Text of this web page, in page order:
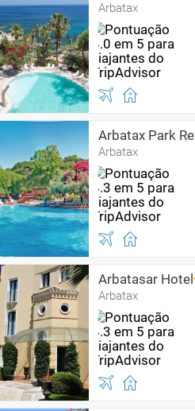
Arbatax
Arbatax Park
Arbatax
Arbatasar Hotel
Arbatax